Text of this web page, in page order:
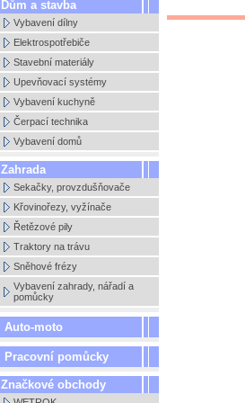
Dům a stavba
Vybavení dílny
Elektrospotřebiče
Stavební materiály
Upevňovací systémy
Vybavení kuchyně
Čerpací technika
Vybavení domů
Zahrada
Sekačky, provzdušňovače
Křovinořezy, vyžínače
Řetězové pily
Traktory na trávu
Sněhové frézy
Vybavení zahrady, nářadí a
pomůcky
Auto-moto
Pracovní pomůcky
Značkové obchody